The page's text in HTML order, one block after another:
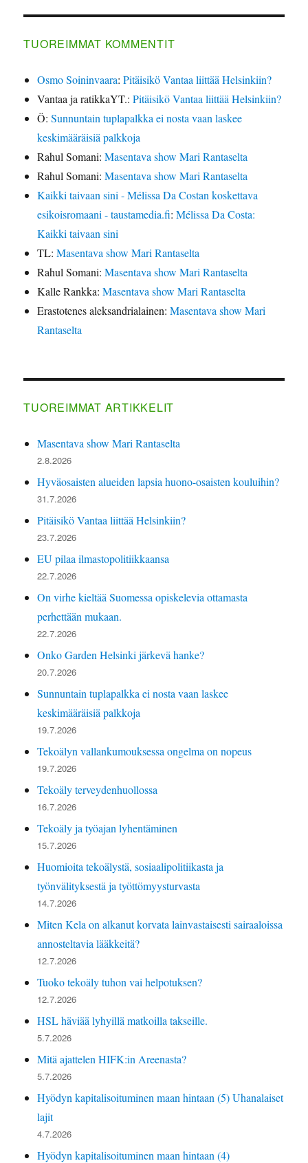
TUOREIMMAT KOMMENTIT
Osmo Soininvaara:Pitäisikö Vantaa liittää Helsinkiin?
Vantaa ja ratikkaYT.:Pitäisikö Vantaa liittää Helsinkiin?
Ö:Sunnuntain tuplapalkka ei nosta vaan laskee
keskimääräisiä palkkoja
Rahul Somani:Masentava show Mari Rantaselta
Rahul Somani:Masentava show Mari Rantaselta
Kaikki taivaan sini - Mélissa Da Costan koskettava
esikoisromaani - taustamedia.fi:Mélissa Da Costa:
Kaikki taivaan sini
TL:Masentava show Mari Rantaselta
Rahul Somani:Masentava show Mari Rantaselta
Kalle Rankka:Masentava show Mari Rantaselta
Erastotenes aleksandrialainen:Masentava show Mari
Rantaselta
TUOREIMMAT ARTIKKELIT
Masentava show Mari Rantaselta
2.8.2026
Hyväosaisten alueiden lapsia huono-osaisten kouluihin?
31.7.2026
Pitäisikö Vantaa liittää Helsinkiin?
23.7.2026
EU pilaa ilmastopolitiikkaansa
22.7.2026
On virhe kieltää Suomessa opiskelevia ottamasta
perhettään mukaan.
22.7.2026
Onko Garden Helsinki järkevä hanke?
20.7.2026
Sunnuntain tuplapalkka ei nosta vaan laskee
keskimääräisiä palkkoja
19.7.2026
Tekoälyn vallankumouksessa ongelma on nopeus
19.7.2026
Tekoäly terveydenhuollossa
16.7.2026
Tekoäly ja työajan lyhentäminen
15.7.2026
Huomioita tekoälystä, sosiaalipolitiikasta ja
työnvälityksestä ja työttömyysturvasta
14.7.2026
Miten Kela on alkanut korvata lainvastaisesti sairaaloissa
annosteltavia lääkkeitä?
12.7.2026
Tuoko tekoäly tuhon vai helpotuksen?
12.7.2026
HSL häviää lyhyillä matkoilla takseille.
5.7.2026
Mitä ajattelen HIFK:in Areenasta?
5.7.2026
Hyödyn kapitalisoituminen maan hintaan (5) Uhanalaiset
lajit
4.7.2026
Hyödyn kapitalisoituminen maan hintaan (4)